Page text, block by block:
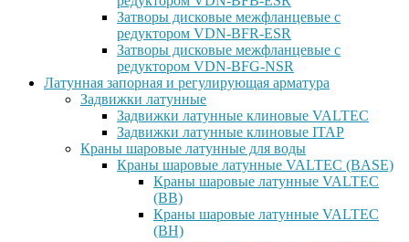
Затворы дисковые межфланцевые с
редуктором VDN-BFR-ESR
Затворы дисковые межфланцевые с
редуктором VDN-BFG-NSR
Латунная запорная и регулирующая арматура
Задвижки латунные
Задвижки латунные клиновые VALTEC
Задвижки латунные клиновые ITAP
Краны шаровые латунные для воды
Краны шаровые латунные VALTEC (BASE)
Краны шаровые латунные VALTEC
(ВВ)
Краны шаровые латунные VALTEC
(ВН)